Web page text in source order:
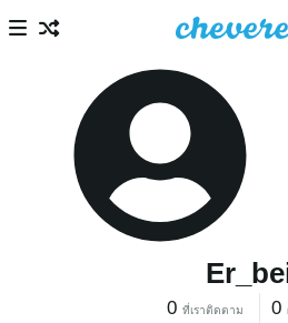
0 ที่เราติดตาม 0